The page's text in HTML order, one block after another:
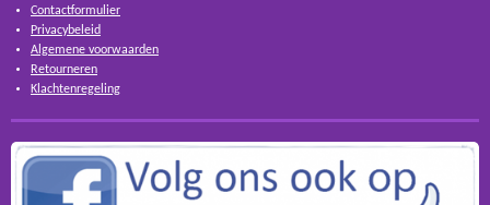
Contactformulier
Privacybeleid
Algemene voorwaarden
Retourneren
Klachtenregeling